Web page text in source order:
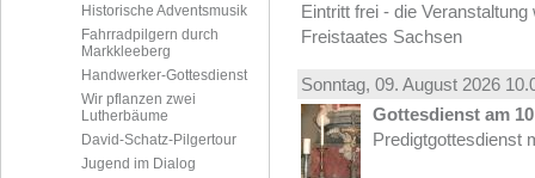
Historische Adventsmusik
Fahrradpilgern durch
Markkleeberg
Handwerker-Gottesdienst
Wir pflanzen zwei
Lutherbäume
David-Schatz-Pilgertour
Jugend im Dialog
Eintritt frei - die
Freistaates Sachsen
Sonntag, 09. August 2026
Gottesdienst am
Predigtgottesdienst